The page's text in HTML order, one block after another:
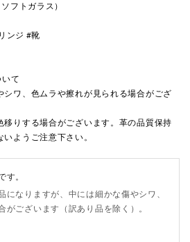
フトガラス）
ンジ #靴
て
ワ、色ムラや擦れが見られる場合がござ
りする場合がございます。革の品質保持
ようご注意下さい。
す。
になりますが、中には細かな傷やシワ、
がございます（訳あり品を除く）。